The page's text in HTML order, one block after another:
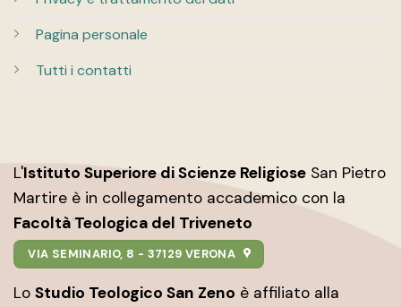
Pagina personale
Tutti i contatti
L'Istituto Superiore di Scienze Religiose San Pietro
Martire è in collegamento accademico con la
Facoltà Teologica del Triveneto
VIA SEMINARIO, 8 - 37129 VERONA
Lo Studio Teologico San Zeno è affiliato alla